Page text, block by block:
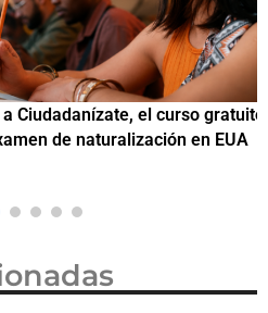
Ciudadanízate, el curso gratuito
de naturalización en EUA